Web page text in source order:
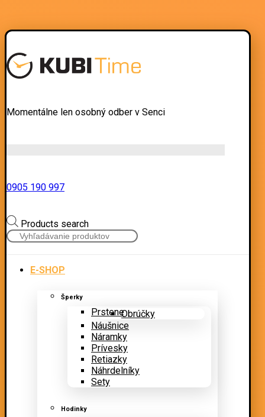
Momentálne len osobný odber v Senci
0905 190 997
Products search
E-SHOP
Šperky
PrsteneObrúčky
Náušnice
Náramky
Prívesky
Retiazky
Náhrdelníky
Sety
Hodinky